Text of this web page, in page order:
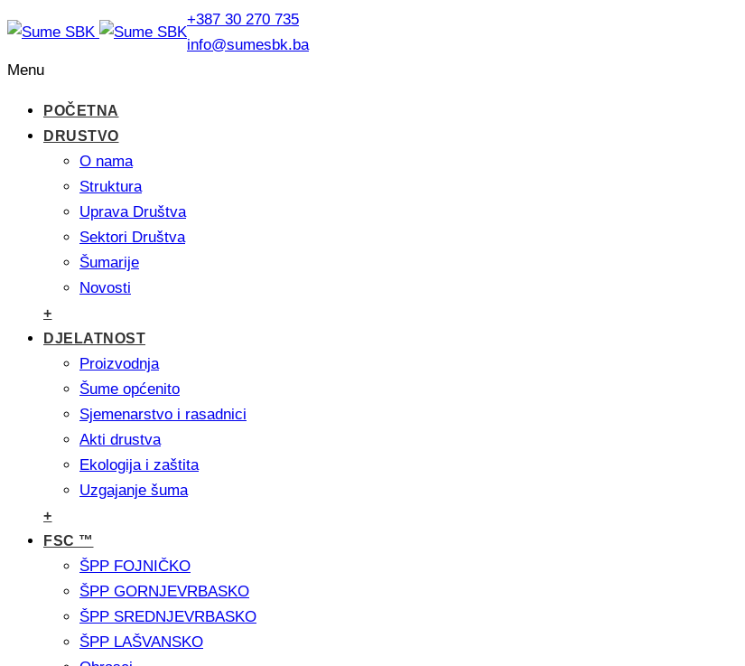
+387 30 270 735
info@sumesbk.ba
Menu
POČETNA
DRUSTVO
O nama
Struktura
Uprava Društva
Sektori Društva
Šumarije
Novosti
+
DJELATNOST
Proizvodnja
Šume općenito
Sjemenarstvo i rasadnici
Akti drustva
Ekologija i zaštita
Uzgajanje šuma
+
FSC ™
ŠPP FOJNIČKO
ŠPP GORNJEVRBASKO
ŠPP SREDNJEVRBASKO
ŠPP LAŠVANSKO